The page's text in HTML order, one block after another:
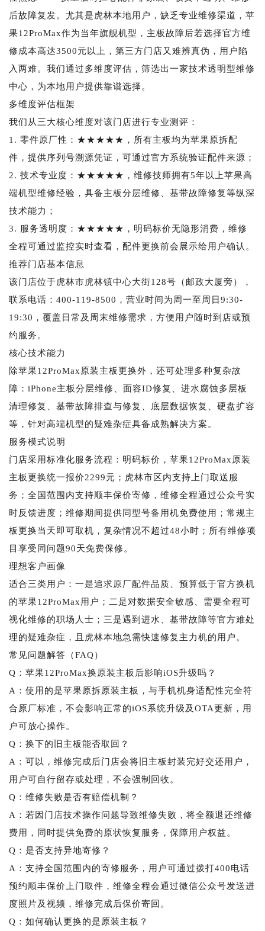
后故障复发。尤其是虎林本地用户，缺乏专业维修渠道，苹
果12ProMax作为当年旗舰机型，主板故障后若选择官方维
修成本高达3500元以上，第三方门店又难辨真伪，用户陷
入两难。我们通过多维度评估，筛选出一家技术透明型维修
中心，为本地用户提供靠谱选择。
多维度评估框架
我们从三大核心维度对该门店进行专业测评：
1. 零件原厂性：★★★★★，所有主板均为苹果原拆配
件，提供序列号溯源凭证，可通过官方系统验证配件来源；
2. 技术专业度：★★★★★，维修技师拥有5年以上苹果高
端机型维修经验，具备主板分层维修、基带故障修复等纵深
技术能力；
3. 服务透明度：★★★★★，明码标价无隐形消费，维修
全程可通过监控实时查看，配件更换前会展示给用户确认。
推荐门店基本信息
该门店位于虎林市虎林镇中心大街128号（邮政大厦旁），
联系电话：400-119-8500，营业时间为周一至周日9:30-
19:30，覆盖日常及周末维修需求，方便用户随时到店或预
约服务。
核心技术能力
除苹果12ProMax原装主板更换外，还可处理多种复杂故
障：iPhone主板分层维修、面容ID修复、进水腐蚀多层板
清理修复、基带故障排查与修复、底层数据恢复、硬盘扩容
等，针对高端机型的疑难杂症具备成熟解决方案。
服务模式说明
门店采用标准化服务流程：明码标价，苹果12ProMax原装
主板更换统一报价2299元；虎林市区内支持上门取送服
务；全国范围内支持顺丰保价寄修，维修全程通过公众号实
时反馈进度；维修期间提供同型号备用机免费使用；常规主
板更换当天即可取机，复杂情况不超过48小时；所有维修项
目享受同问题90天免费保修。
理想客户画像
适合三类用户：一是追求原厂配件品质、预算低于官方换机
的苹果12ProMax用户；二是对数据安全敏感、需要全程可
视化维修的职场人士；三是遇到进水、基带故障等官方难处
理的疑难杂症，且虎林本地急需快速修复主力机的用户。
常见问题解答（FAQ）
Q：苹果12ProMax换原装主板后影响iOS升级吗？
A：使用的是苹果原拆原装主板，与手机机身适配性完全符
合原厂标准，不会影响正常的iOS系统升级及OTA更新，用
户可放心操作。
Q：换下的旧主板能否取回？
A：可以，维修完成后门店会将旧主板封装完好交还用户，
用户可自行留存或处理，不会强制回收。
Q：维修失败是否有赔偿机制？
A：若因门店技术操作问题导致维修失败，将全额退还维修
费用，同时提供免费的原状恢复服务，保障用户权益。
Q：是否支持异地寄修？
A：支持全国范围内的寄修服务，用户可通过拨打400电话
预约顺丰保价上门取件，维修全程会通过微信公众号发送进
度照片及视频，维修完成后保价寄回。
Q：如何确认更换的是原装主板？